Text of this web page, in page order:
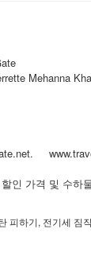
Mehanna
.
인 가격 및 수하
피하기, 전기세 짐